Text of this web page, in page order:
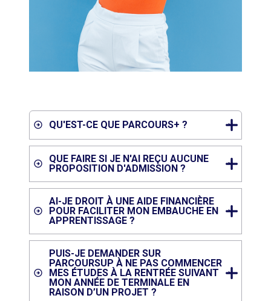
QU'EST-CE QUE PARCOURS+ ?
QUE FAIRE SI JE N'AI REÇU AUCUNE
PROPOSITION D'ADMISSION ?
AI-JE DROIT À UNE AIDE FINANCIÈRE
POUR FACILITER MON EMBAUCHE EN
APPRENTISSAGE ?
PUIS-JE DEMANDER SUR
PARCOURSUP À NE PAS COMMENCER
MES ÉTUDES À LA RENTRÉE SUIVANT
MON ANNÉE DE TERMINALE EN
RAISON D’UN PROJET ?